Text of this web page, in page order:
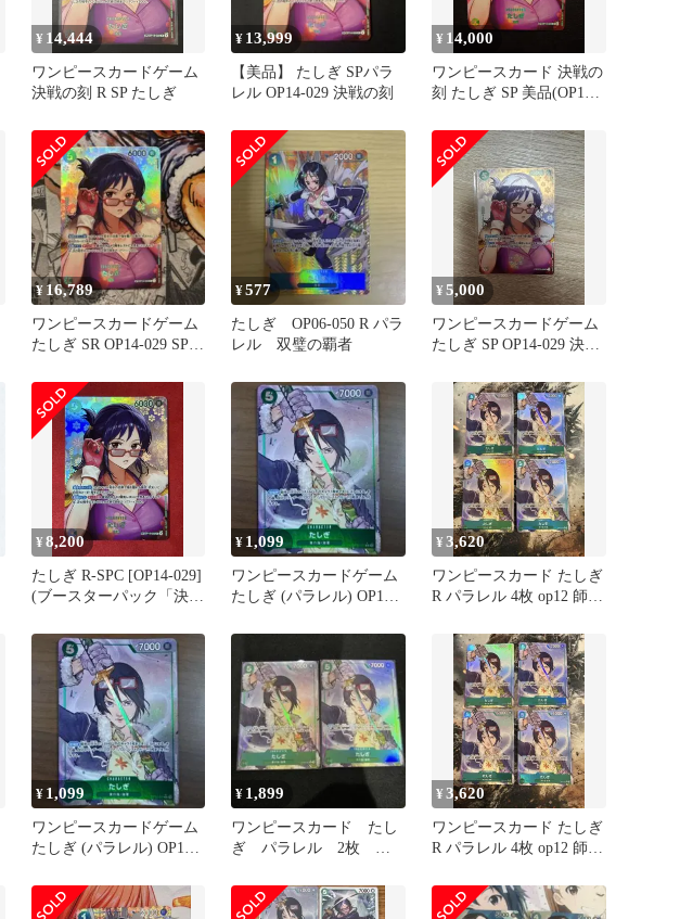
¥ 14,444
ワンピースカードゲーム
決戦の刻 R SP たしぎ
¥ 13,999
【美品】 たしぎ SPパラ
レル OP14-029 決戦の刻
¥ 14,000
ワンピースカード 決戦の
刻 たしぎ SP 美品(OP14-
¥ 16,789
ワンピースカードゲーム
たしぎ SR OP14-029 SP
¥577
たしぎ OP06-050 R パラ
レル 双璧の覇者
¥5,000
ワンピースカードゲーム
たしぎ SP OP14-029 決戦
¥8,200
たしぎ R-SPC [OP14-029]
(ブースターパック「決戦
¥ 1,099
ワンピースカードゲーム
たしぎ (パラレル) OP12-
¥3,620
ワンピースカード たしぎ
R パラレル 4枚 op12 師弟
¥ 1,099
ワンピースカードゲーム
たしぎ (パラレル) OP12-
¥ 1,899
ワンピースカード たし
ぎ パラレル 2枚 緑
ロ 斬 緑
¥3,620
ワンピースカード たしぎ
R パラレル 4枚 op12 師弟